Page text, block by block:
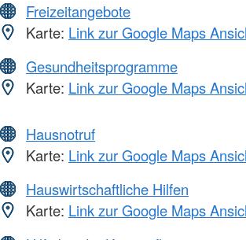
Freizeitangebote
Karte: Link zur Google Maps
Gesundheitsprogramme
Karte: Link zur Google Maps
Hausnotruf
Karte: Link zur Google Maps
Hauswirtschaftliche Hilfen
Karte: Link zur Google Maps